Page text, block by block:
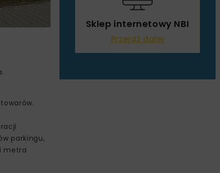
parkingu,
metra
Sklep internetowy NBI
Przejdź dalej